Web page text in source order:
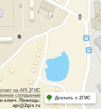
на API 2ГИС
соглашение
ключ. Помощь:
api@2gis.ru
Доехать с 2ГИС